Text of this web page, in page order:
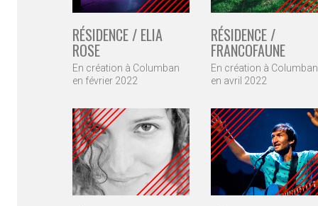
RÉSIDENCE /
FRANCOFAUNE
En création à Columban
en avril 2022
RÉSIDENCE / ELIA
ROSE
En création à Columban
en février 2022